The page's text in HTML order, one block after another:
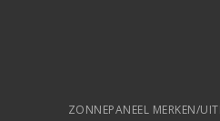
ZONNEPANEEL MERKEN/